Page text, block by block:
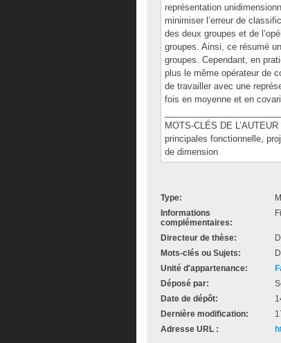
représentation
minimiser l’erreur de
des deux groupes et de
groupes. Ainsi, ce résumé
groupes. Cependant, en
plus le même opérateur de
de travailler avec une
fois en moyenne et en
MOTS-CLÉS DE
principales fonctionnelle,
de dimension
Type:
Informations
complémentaires:
Directeur de thèse:
Mots-clés ou Sujets:
Unité d'appartenance:
Déposé par:
Date de dépôt:
Dernière modification:
Adresse URL :